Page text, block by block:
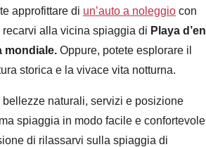
approfittare di un’auto a noleggio con
alla vicina spiaggia di Playa d’en
mondiale. Oppure, potete esplorare il
storica e la vivace vita notturna.
naturali, servizi e posizione
spiaggia in modo facile e confortevole
di rilassarvi sulla spiaggia di